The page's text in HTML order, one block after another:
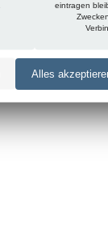
eintragen
Alles